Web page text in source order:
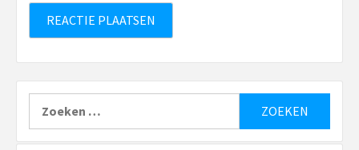
naar: